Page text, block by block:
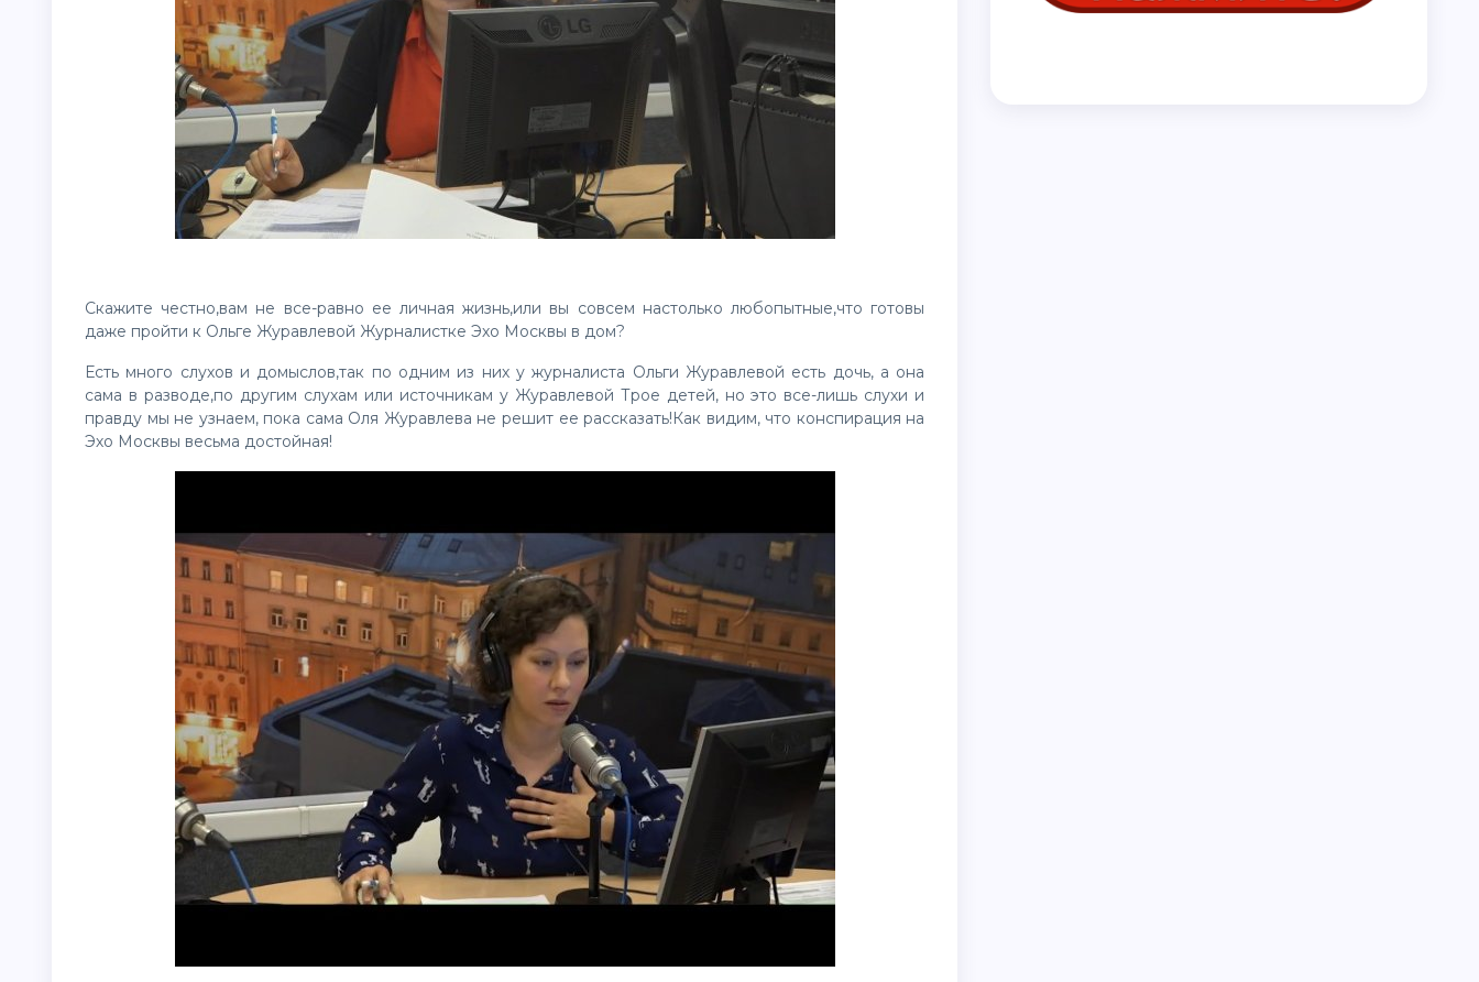
Скажите честно,вам не все-равно ее личная жизнь,или вы совсем настолько любопытные,что готовы
даже пройти к Ольге Журавлевой Журналистке Эхо Москвы в дом?
Есть много слухов и домыслов,так по одним из них у журналиста Ольги Журавлевой есть дочь, а она
сама в разводе,по другим слухам или источникам у Журавлевой Трое детей, но это все-лишь слухи и
правду мы не узнаем, пока сама Оля Журавлева не решит ее рассказать!Как видим, что конспирация на
Эхо Москвы весьма достойная!